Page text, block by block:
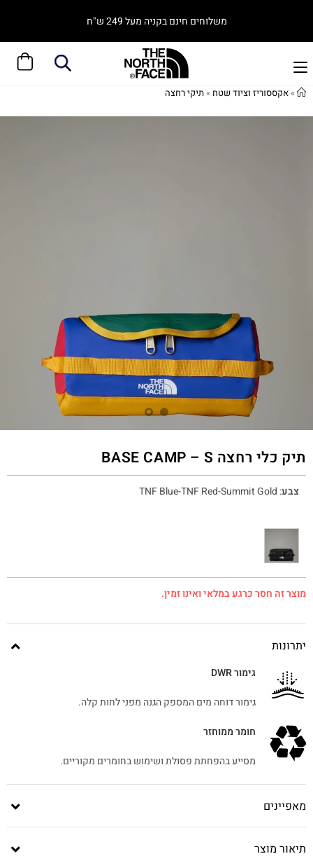
משלוחים חינם בקניה מעל 249 ש"ח
»אקססוריז וציוד שטח »תיקי רחצה
תיק כלי רחצה BASE CAMP – S
צבע:
TNF Blue-TNF Red-Summit Gold
מוצר זה חסר כרגע במלאי ואינו זמין.
יתרונות
גימור DWR
גימור דוחה מים המספק הגנה מפני לחות קלה.
חומר ממוחזר
מסייע בהפחתת פסולת ושימוש בחומרים מקוריים.
מאפיינים
תיאור מוצר